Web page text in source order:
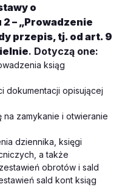
o
2 – „Prowadzenie
przepis, tj. od art. 9
. Dotyczą one:
ksiąg
dokumentacji opisującej
na zamykanie i otwieranie
dziennika, księgi
a także
obrotów i sald
sald kont ksiąg